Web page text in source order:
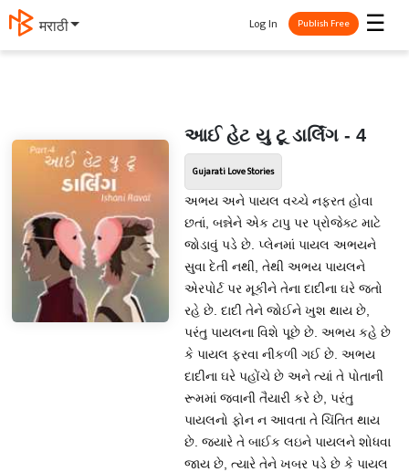
मराठी ☰
Log In Publish Free
આઈ હેટ યુ ટૂ ડાર્લિંગ - 4
Gujarati Love Stories
અભય અને પાયલ વચ્ચે નફરત હોવા
છતાં, બન્નેને એક ટાપુ પર પ્રોજેક્ટ માટે
જોડાવું પડે છે. પ્લેનમાં પાયલ અભયને
સુવા દેતી નથી, તેથી અભય પાયલને
એરપોર્ટ પર મૂકીને તેના દાદીના ઘરે જતો
રહે છે. દાદી તેને જોઈને ખુશ થાય છે,
પરંતુ પાયલના વિશે પૂછે છે. અભય કહે છે
કે પાયલ ફરવા નીકળી ગઈ છે. અભય
દાદીના ઘરે પહોંચે છે અને ત્યાં તે પોતાની
રૂમમાં જવાની તૈયારી કરે છે, પરંતુ
પાયલનો ફોન ન આવતા તે ચિંતિત થાય
છે. જ્યારે તે બાઈક લઇને પાયલને શોધવા
જાય છે, ત્યારે તેને ખબર પડે છે કે પાયલ